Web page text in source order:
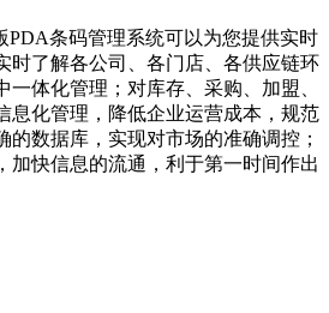
PDA条码管理系统可以为您提供实时
了解各公司、各门店、各供应链环
管理；对库存、采购、加盟、
息化管理，降低企业运营成本，规范
数据库，实现对市场的准确调控；
加快信息的流通，利于第一时间作出